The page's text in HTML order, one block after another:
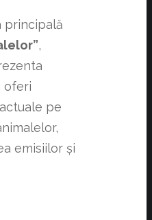
principală
,
oferi
pe
emisiilor și